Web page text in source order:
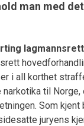
man med
lagmannsrett
i all korthet
til Norge,
Som
juryens